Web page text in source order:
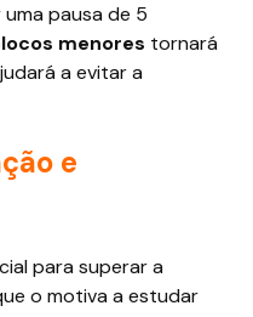
pausa de 5
menores tornará
a evitar a
e
para superar a
o motiva a estudar